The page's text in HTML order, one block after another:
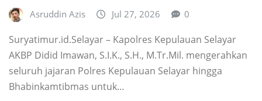
Asruddin Azis Jul 27, 2026 0
Suryatimur.id.Selayar – Kapolres Kepulauan Selayar
AKBP Didid Imawan, S.I.K., S.H., M.Tr.Mil. mengerahkan
seluruh jajaran Polres Kepulauan Selayar hingga
Bhabinkamtibmas untuk…